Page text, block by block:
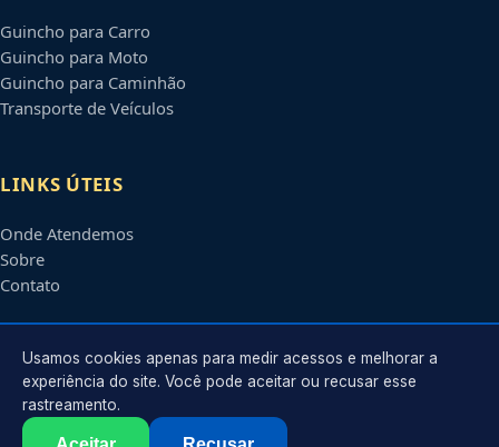
Guincho para Carro
Guincho para Moto
Guincho para Caminhão
Transporte de Veículos
LINKS ÚTEIS
Onde Atendemos
Sobre
Contato
CONTATO
Atendimento em
contato@guinchosaparecidadegoiania.com.br
Usamos cookies apenas para medir acessos e melhorar a
experiência do site. Você pode aceitar ou recusar esse
rastreamento.